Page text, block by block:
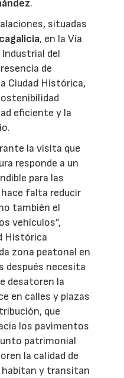
.
situadas
, en la Vía
Industrial del
de
Ciudad Histórica,
eficiente y la
la visita que
responde a un
para las
falta reducir
también el
vehículos”,
Histórica
zona peatonal en
después necesita
desatoren la
en calles y plazas
que
los pavimentos
patrimonial
la calidad de
habitan y transitan